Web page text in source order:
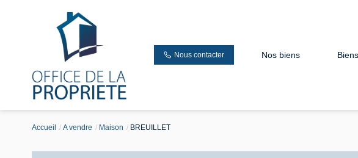
Nous contacter Nos biens
Accueil A vendre Maison BREUILLET